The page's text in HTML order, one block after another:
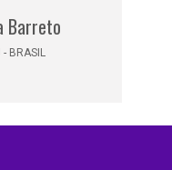
Barreto
- BRASIL